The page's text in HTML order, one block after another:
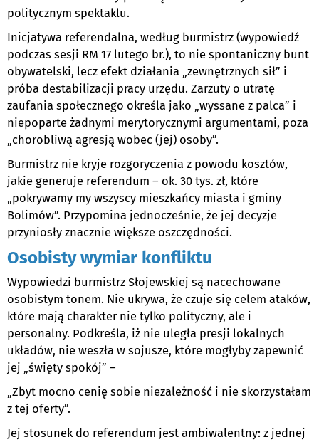
politycznym spektaklu.
Inicjatywa referendalna, według burmistrz (wypowiedź
podczas sesji RM 17 lutego br.), to nie spontaniczny bunt
obywatelski, lecz efekt działania „zewnętrznych sił” i
próba destabilizacji pracy urzędu. Zarzuty o utratę
zaufania społecznego określa jako „wyssane z palca” i
niepoparte żadnymi merytorycznymi argumentami, poza
„chorobliwą agresją wobec (jej) osoby”.
Burmistrz nie kryje rozgoryczenia z powodu kosztów,
jakie generuje referendum – ok. 30 tys. zł, które
„pokrywamy my wszyscy mieszkańcy miasta i gminy
Bolimów”. Przypomina jednocześnie, że jej decyzje
przyniosły znacznie większe oszczędności.
Osobisty wymiar konfliktu
Wypowiedzi burmistrz Słojewskiej są nacechowane
osobistym tonem. Nie ukrywa, że czuje się celem ataków,
które mają charakter nie tylko polityczny, ale i
personalny. Podkreśla, iż nie uległa presji lokalnych
układów, nie weszła w sojusze, które mogłyby zapewnić
jej „święty spokój” –
„Zbyt mocno cenię sobie niezależność i nie skorzystałam
z tej oferty”.
Jej stosunek do referendum jest ambiwalentny: z jednej